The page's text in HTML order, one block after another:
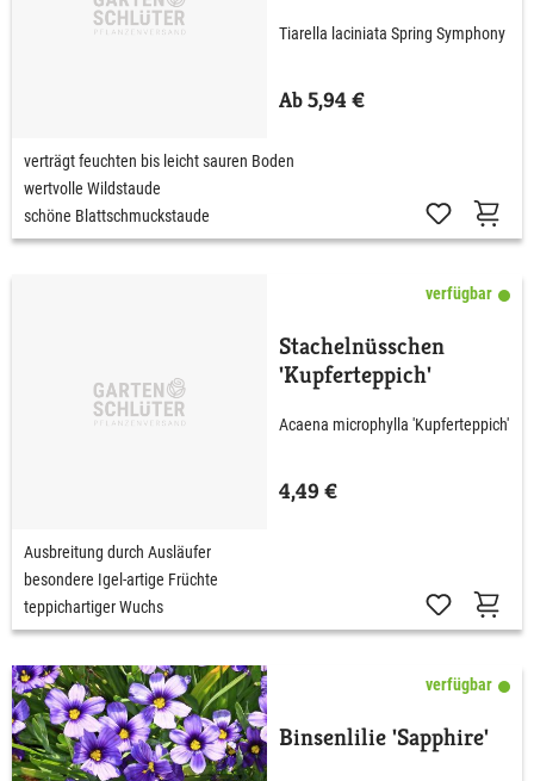
Tiarella laciniata Spring Symphony
Ab 5,94 €
verträgt feuchten bis leicht sauren Boden
wertvolle Wildstaude
schöne Blattschmuckstaude
verfügbar
Stachelnüsschen
'Kupferteppich'
Acaena microphylla 'Kupferteppich'
4,49 €
Ausbreitung durch Ausläufer
besondere Igel-artige Früchte
teppichartiger Wuchs
verfügbar
Binsenlilie 'Sapphire'